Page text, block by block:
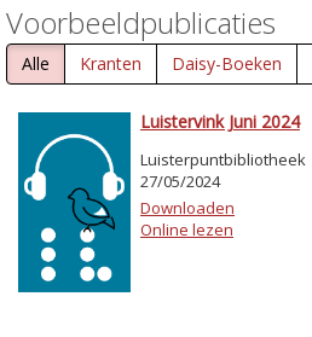
Voorbeeldpublicaties
Alle Kranten Daisy-Boeken
Luistervink Juni 2024
Luisterpuntbibliotheek
27/05/2024
Downloaden
Online lezen